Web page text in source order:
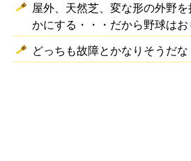
屋外、天然芝、変な形の外野
かにする・・・だから野球はお
どっちも故障とかなりそうだな